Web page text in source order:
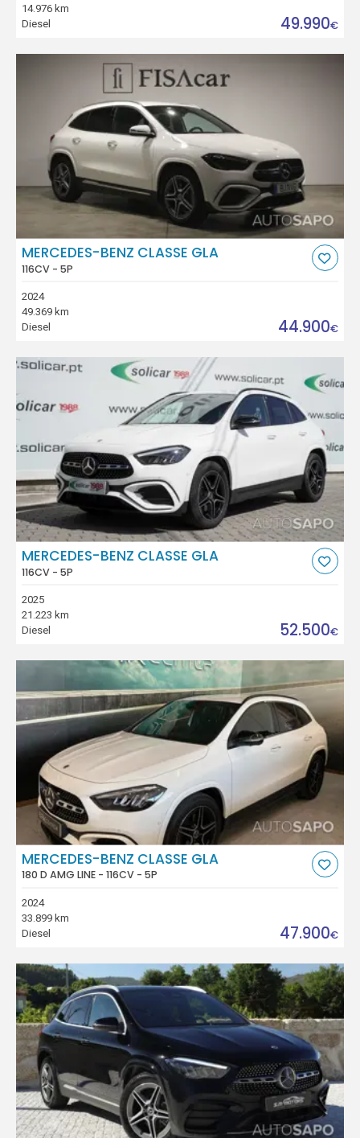
14.976 km
Diesel
49.990€
MERCEDES-BENZ CLASSE GLA
116CV - 5P
2024
49.369 km
Diesel
44.900€
MERCEDES-BENZ CLASSE GLA
116CV - 5P
2025
21.223 km
Diesel
52.500€
MERCEDES-BENZ CLASSE GLA
180 D AMG LINE - 116CV - 5P
2024
33.899 km
Diesel
47.900€